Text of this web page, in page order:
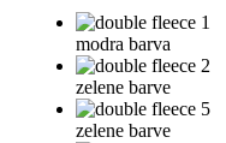
modra barva
zelene barve
zelene barve